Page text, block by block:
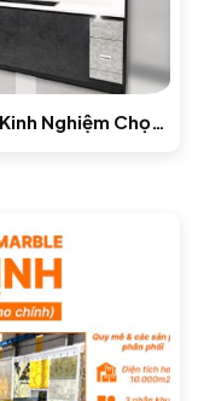
Nghiệm Chọn